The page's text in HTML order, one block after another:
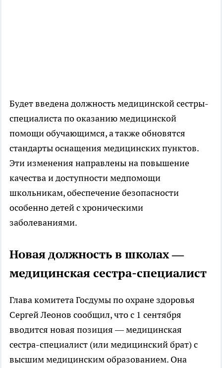
Будет введена должность медицинской сестры-
специалиста по оказанию медицинской
помощи обучающимся, а также обновятся
стандарты оснащения медицинских пунктов.
Эти изменения направлены на повышение
качества и доступности медпомощи
школьникам, обеспечение безопасности
особенно детей с хроническими
заболеваниями.
Новая должность в школах —
медицинская сестра-специалист
Глава комитета Госдумы по охране здоровья
Сергей Леонов сообщил, что с 1 сентября
вводится новая позиция — медицинская
сестра-специалист (или медицинский брат) с
высшим медицинским образованием. Она